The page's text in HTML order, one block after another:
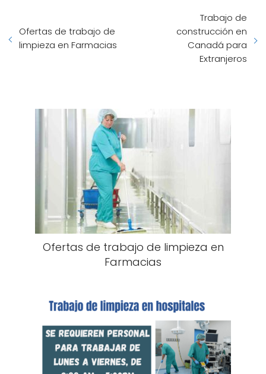
Ofertas de trabajo de
limpieza en Farmacias
Trabajo de
construcción en
Canadá para
Extranjeros
Ofertas de trabajo de limpieza en
Farmacias